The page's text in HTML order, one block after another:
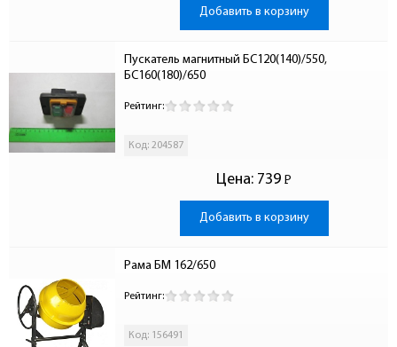
Добавить в корзину
Пускатель магнитный БС120(140)/550,
БС160(180)/650
Рейтинг:
Код: 204587
Цена: 739 Р
-
Добавить в корзину
Рама БМ 162/650
Рейтинг:
Код: 156491